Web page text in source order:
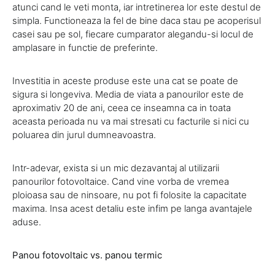
atunci cand le veti monta, iar intretinerea lor este destul de
simpla. Functioneaza la fel de bine daca stau pe acoperisul
casei sau pe sol, fiecare cumparator alegandu-si locul de
amplasare in functie de preferinte.
Investitia in aceste produse este una cat se poate de
sigura si longeviva. Media de viata a panourilor este de
aproximativ 20 de ani, ceea ce inseamna ca in toata
aceasta perioada nu va mai stresati cu facturile si nici cu
poluarea din jurul dumneavoastra.
Intr-adevar, exista si un mic dezavantaj al utilizarii
panourilor fotovoltaice. Cand vine vorba de vremea
ploioasa sau de ninsoare, nu pot fi folosite la capacitate
maxima. Insa acest detaliu este infim pe langa avantajele
aduse.
Panou fotovoltaic vs. panou termic